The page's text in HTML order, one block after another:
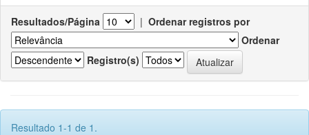
Resultados/Página | Ordenar registros por
Ordenar
Registro(s)
Resultado 1-1 de 1.